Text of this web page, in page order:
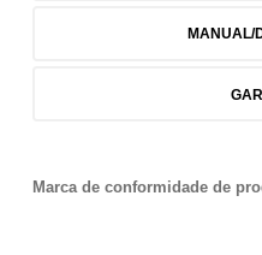
MANUAL/
Marca de conformidade de